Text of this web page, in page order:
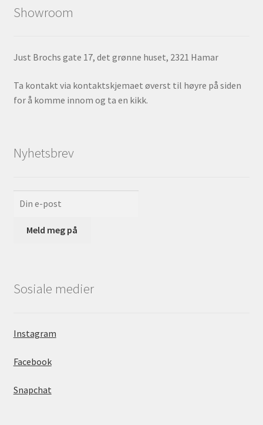
Showroom
Just Brochs gate 17, det grønne huset, 2321 Hamar
Ta kontakt via kontaktskjemaet øverst til høyre på siden
for å komme innom og ta en kikk.
Nyhetsbrev
Sosiale medier
Instagram
Facebook
Snapchat